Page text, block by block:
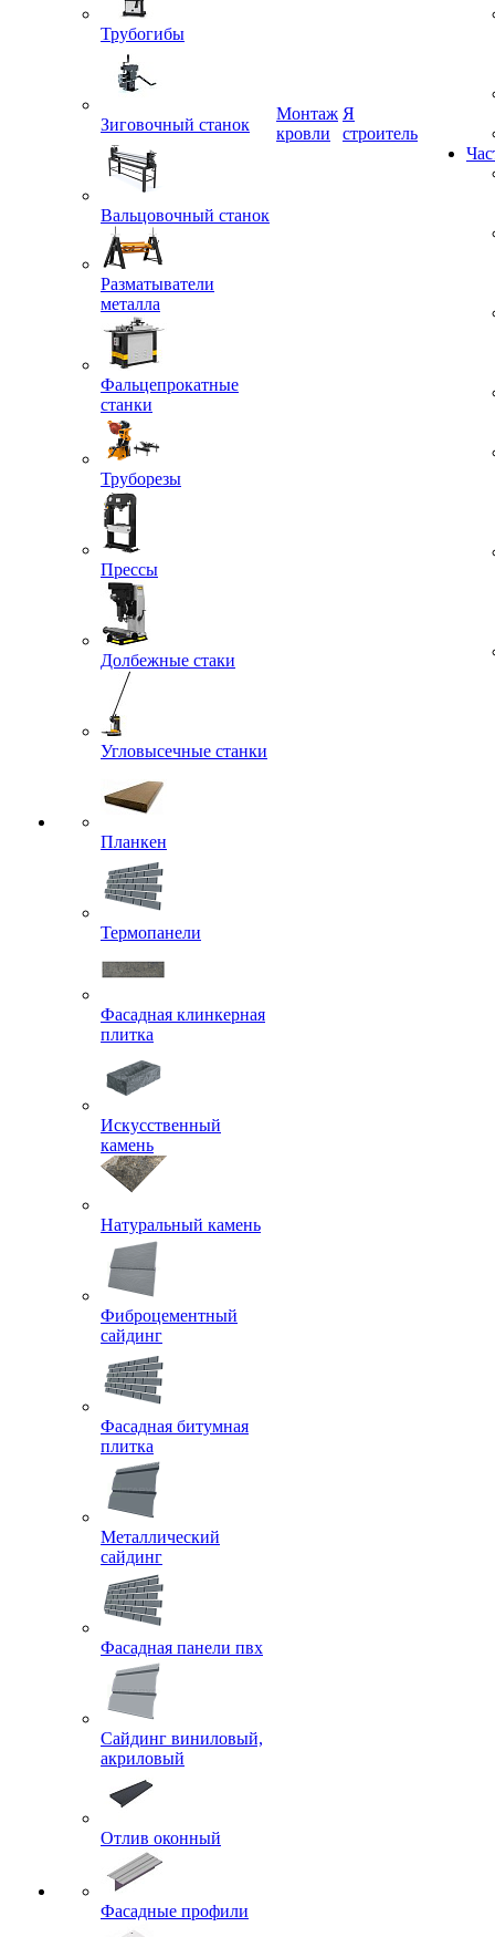
Трубогибы
Зиговочный станок
Вальцовочный станок
Разматыватели
металла
Фальцепрокатные
станки
Труборезы
Прессы
Долбежные стаки
Угловысечные станки
Планкен
Термопанели
Фасадная клинкерная
плитка
Искусственный
камень
Натуральный камень
Фиброцементный
сайдинг
Фасадная битумная
плитка
Металлический
сайдинг
Фасадная панели пвх
Сайдинг виниловый,
акриловый
Отлив оконный
Фасадные профили
Монтаж
кровли
Я
строитель